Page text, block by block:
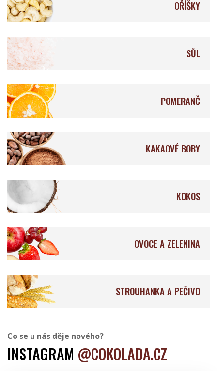
Qantu Chocolat Ocelot Chocolate
Auro Chocolate
Origines Chocolate
Makers
Aroko Chocolate
Baianí Chocolates
OŘÍŠKY
SŮL
POMERANČ
KAKAOVÉ BOBY
KOKOS
OVOCE A ZELENINA
STROUHANKA A PEČIVO
Co se u nás děje nového?
INSTAGRAM @COKOLADA.CZ